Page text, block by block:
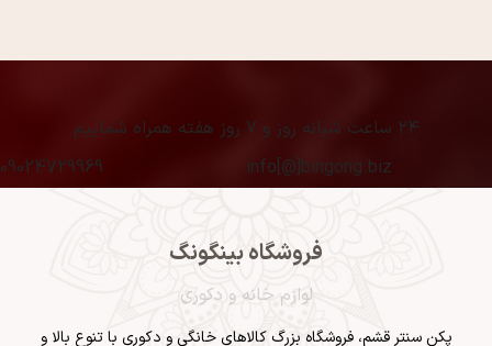
۲۴ ساعت شبانه روز و ۷ روز هفته همراه شماییم
info[@]bingong.biz
09024729969
فروشگاه بینگونگ
لوازم خانه و دکوری
پکن سنتر قشم، فروشگاه بزرگ کالاهای خانگی و دکوری با تنوع بالا و